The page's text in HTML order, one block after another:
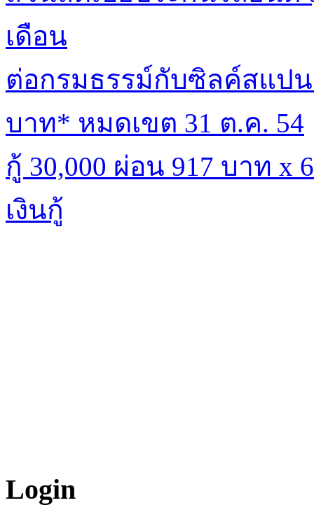
เดือน
ต่อกรมธรรม์กับซิลค์สแป
บาท* หมดเขต 31 ต.ค. 54
กู้ 30,000 ผ่อน 917 บาท x
เงินกู้
Login